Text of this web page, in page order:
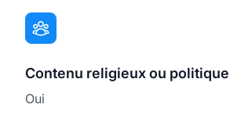
Contenu religieux ou politique
Oui